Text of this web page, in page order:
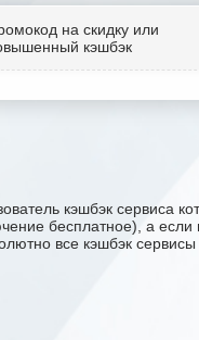
на скидку или
кэшбэк
кэшбэк сервиса
бесплатное), а
все кэшбэк